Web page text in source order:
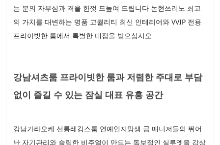
는 분의 자부심과 격을 한껏 드높여 드립니다 논현쓰리노 최고
의 가치를 대변하는 명품 고퀄리티 최신 인테리어와 VVIP 전용
프라이빗한 룸에서 특별한 대접을 받으십시오
강남셔츠룸 프라이빗한 룸과 저렴한 주대로 부담
없이 즐길 수 있는 잠실 대표 유흥 공간
강남가라오케 선릉레깅스룸 연예인지망생 급 매니저들의 뛰어
난 자기관리와 슬림한 비주얼이 만드는 독보적인 실루엣을 감상